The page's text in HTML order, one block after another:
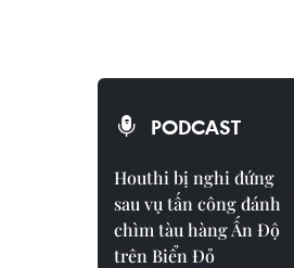
PODCAST
Houthi bị nghi đứng
sau vụ tấn công đánh
chìm tàu hàng Ấn Độ
trên Biển Đỏ